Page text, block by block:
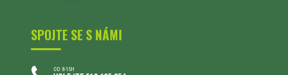
SPOJTE SE S NÁMI
OD 8-15H